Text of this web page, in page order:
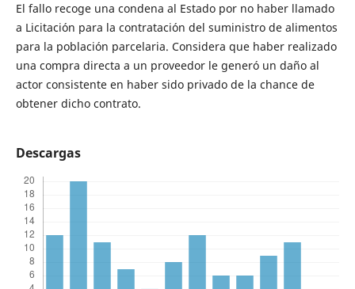
El fallo recoge una condena al Estado por no haber llamado
a Licitación para la contratación del suministro de alimentos
para la población parcelaria. Considera que haber realizado
una compra directa a un proveedor le generó un daño al
actor consistente en haber sido privado de la chance de
obtener dicho contrato.
Descargas